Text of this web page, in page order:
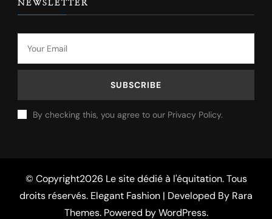
NEWSLETTER
By checking this, you agree to our Privacy Policy.
© Copyright2026 Le site dédié à l'équitation. Tous
droits réservés. Elegant Fashion | Developed By Rara
Themes. Powered byWordPress.